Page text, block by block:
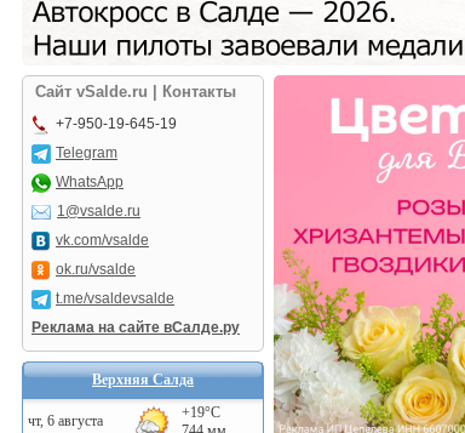
Сайт vSalde.ru | Контакты
+7-950-19-645-19
Telegram
WhatsApp
1@vsalde.ru
vk.com/vsalde
ok.ru/vsalde
t.me/vsaldevsalde
Реклама на сайте вСалде.ру
Верхняя Салда